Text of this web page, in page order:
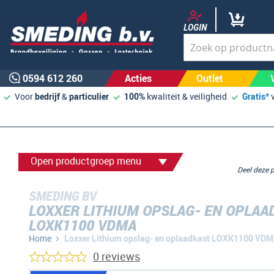
LOGIN
0594 612 260 Acties Outlet
Voorbedrijf&particulier 100% kwaliteit & veiligheid Gratis*
Open productgroep menu
SMEDING BV
LOXXER LITHIUM OPSLAG- EN
LOXK1100 VDMA
Home Loxxer Lithium opslag- en oplaadkast LOXK1100
Deel
0 reviews